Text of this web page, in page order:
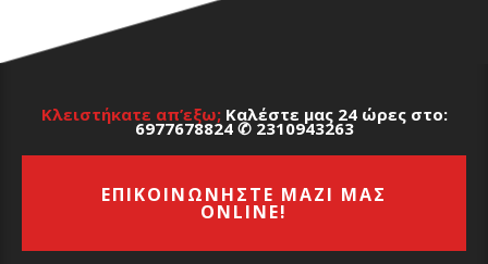
Κλειστήκατε απ’εξω; Καλέστε μας 24 ώρες στο:
6977678824✆2310943263
ΕΠΙΚΟΙΝΩΝΗΣΤΕ ΜΑΖΙ ΜΑΣ
ONLINE!